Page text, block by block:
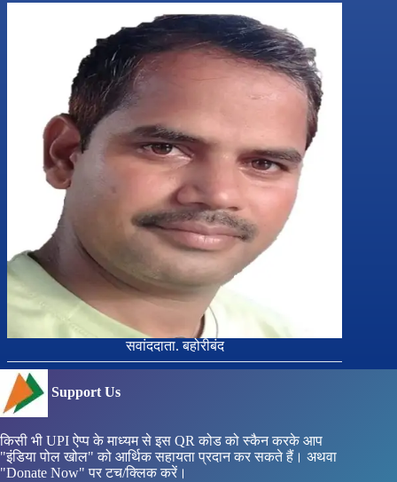
सवांददाता. बहोरीबंद
Support Us
किसी भी UPI ऐप्प के माध्यम से इस QR कोड को स्कैन करके आप
"इंडिया पोल खोल" को आर्थिक सहायता प्रदान कर सकते हैं। अथवा
"Donate Now" पर टच/क्लिक करें।